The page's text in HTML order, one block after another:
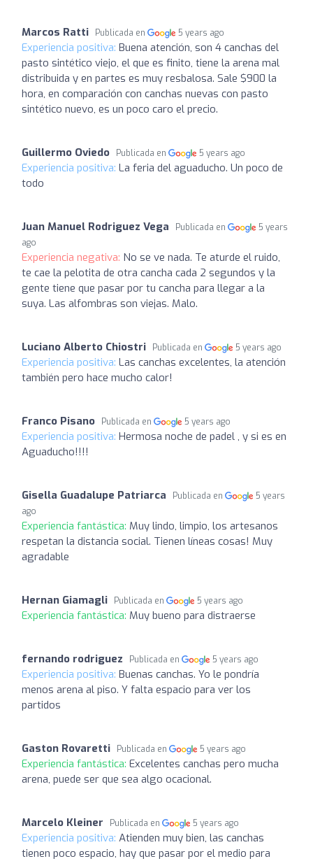
Marcos Ratti Publicada en 5 years ago
Experiencia positiva: Buena atención, son 4 canchas del
pasto sintético viejo, el que es finito, tiene la arena mal
distribuida y en partes es muy resbalosa. Sale $900 la
hora, en comparación con canchas nuevas con pasto
sintético nuevo, es un poco caro el precio.
Guillermo Oviedo Publicada en 5 years ago
Experiencia positiva: La feria del aguaducho. Un poco de
todo
Juan Manuel Rodriguez Vega Publicada en
5 years
ago
Experiencia negativa: No se ve nada. Te aturde el ruido,
te cae la pelotita de otra cancha cada 2 segundos y la
gente tiene que pasar por tu cancha para llegar a la
suya. Las alfombras son viejas. Malo.
Luciano Alberto Chiostri Publicada en 5 years ago
Experiencia positiva: Las canchas excelentes, la atención
también pero hace mucho calor!
Franco Pisano Publicada en 5 years ago
Experiencia positiva: Hermosa noche de padel , y si es en
Aguaducho!!!!
Gisella Guadalupe Patriarca Publicada en
5 years
ago
Experiencia fantástica: Muy lindo, limpio, los artesanos
respetan la distancia social. Tienen líneas cosas! Muy
agradable
Hernan Giamagli Publicada en 5 years ago
Experiencia fantástica: Muy bueno para distraerse
fernando rodriguez Publicada en 5 years ago
Experiencia positiva: Buenas canchas. Yo le pondría
menos arena al piso. Y falta espacio para ver los
partidos
Gaston Rovaretti Publicada en 5 years ago
Experiencia fantástica: Excelentes canchas pero mucha
arena, puede ser que sea algo ocacional.
Marcelo Kleiner Publicada en 5 years ago
Experiencia positiva: Atienden muy bien, las canchas
tienen poco espacio, hay que pasar por el medio para